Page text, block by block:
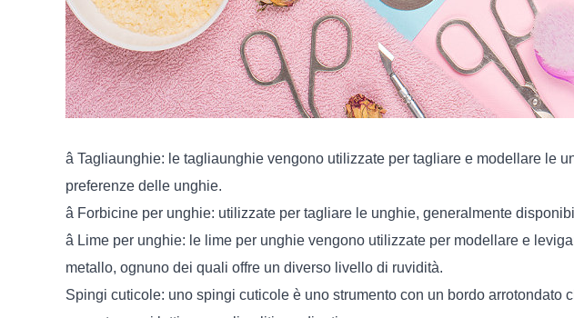
â Tagliaunghie: le tagliaunghie vengono utilizzate per tagliare e modellare le
preferenze delle unghie.
â Forbicine per unghie: utilizzate per tagliare le unghie, generalmente
â Lime per unghie: le lime per unghie vengono utilizzate per modellare e
metallo, ognuno dei quali offre un diverso livello di ruvidità.
Spingi cuticole: uno spingi cuticole è uno strumento con un bordo